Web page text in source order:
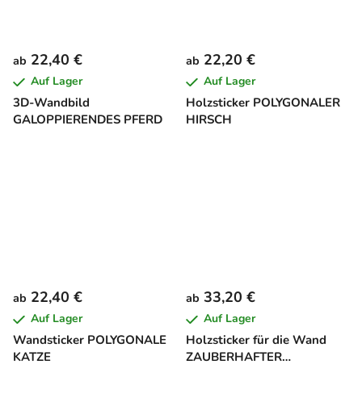
3D-Wandbild
GALOPPIERENDES PFERD
ab 22,40 €
Auf Lager
Holzsticker POLYGONALER
HIRSCH
ab 22,20 €
Auf Lager
Wandsticker POLYGONALE
KATZE
ab 22,40 €
Auf Lager
Holzsticker für die Wand
ZAUBERHAFTER
ab 33,20 €
Auf Lager